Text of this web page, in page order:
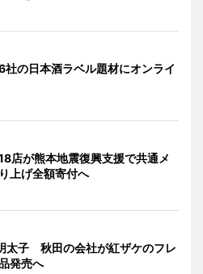
社の日本酒ラベル題材にオンライ
店が熊本地震復興支援で共通メ
上げ全額寄付へ
太子 秋田の会社が紅ザケのフレ
発売へ